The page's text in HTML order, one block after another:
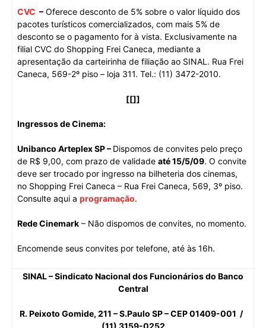
CVC – Oferece desconto de 5% sobre o valor líquido dos
pacotes turísticos comercializados, com mais 5% de
desconto se o pagamento for à vista. Exclusivamente na
filial CVC do Shopping Frei Caneca, mediante a
apresentação da carteirinha de filiação ao SINAL. Rua Frei
Caneca, 569-2º piso – loja 311. Tel.: (11) 3472-2010.
[[]]
Ingressos de Cinema:
Unibanco Arteplex SP – Dispomos de convites pelo preço
de R$ 9,00, com prazo de validade até 15/5/09. O convite
deve ser trocado por ingresso na bilheteria dos cinemas,
no Shopping Frei Caneca – Rua Frei Caneca, 569, 3º piso.
Consulte aqui a programação.
Rede Cinemark – Não dispomos de convites, no momento.
Encomende seus convites por telefone, até às 16h.
SINAL – Sindicato Nacional dos Funcionários do Banco
Central
R. Peixoto Gomide, 211 – S.Paulo SP – CEP 01409-001 /
(11) 3159-0252